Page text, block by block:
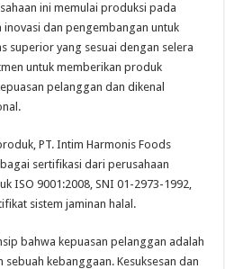
ini memulai produksi pada
dan pengembangan untuk
superior yang sesuai dengan selera
untuk memberikan produk
pelanggan dan dikenal
PT. Intim Harmonis Foods
sertifikasi dari perusahaan
ISO 9001:2008, SNI 01-2973-1992,
sistem jaminan halal.
bahwa kepuasan pelanggan adalah
kebanggaan. Kesuksesan dan